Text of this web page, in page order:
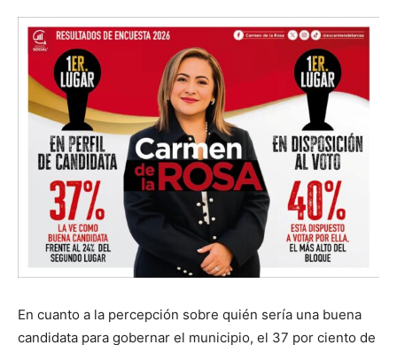
En cuanto a la percepción sobre quién sería una buena
candidata para gobernar el municipio, el 37 por ciento de